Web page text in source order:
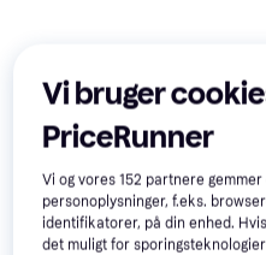
Side Panel Charcoal Black
Midi Tower (ATX)
829 kr.
Eller 3 betalinger af 276 kr.
9+ butikker
Vi bruger
PriceRunner
Vi og vores152 partnere gemmer
personoplysninger, f.eks.
identifikatorer, på din enhed.
det muligt for